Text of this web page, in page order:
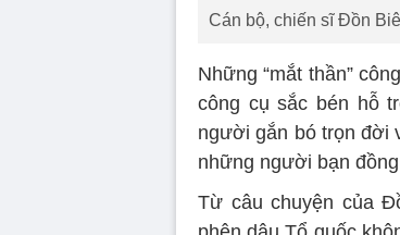
Cán bộ, chiến sĩ Đồn
Những “mắt thần”
công cụ sắc bén hỗ
người gắn bó trọn đời
những người bạn
Từ câu chuyện của